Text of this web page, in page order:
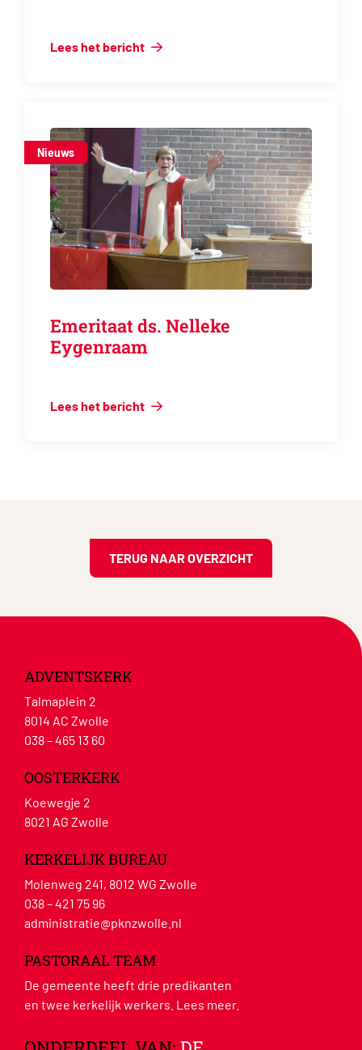
Lees het bericht
Nieuws
Emeritaat ds. Nelleke
Eygenraam
Lees het bericht
TERUG NAAR OVERZICHT
ADVENTSKERK
Talmaplein 2
8014 AC Zwolle
038 – 465 13 60
OOSTERKERK
Koewegje 2
8021 AG Zwolle
KERKELIJK BUREAU
Molenweg 241, 8012 WG Zwolle
038 – 421 75 96
administratie@pknzwolle.nl
PASTORAAL TEAM
De gemeente heeft drie predikanten
en twee kerkelijk werkers. Lees meer.